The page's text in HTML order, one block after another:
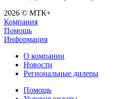
2026 © МТК+
Компания
Помощь
Информация
О компании
Новости
Региональные дилеры
Помощь